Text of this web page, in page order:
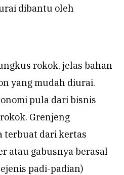
dibantu oleh
rokok, jelas bahan
yang mudah diurai.
pula dari bisnis
Grenjeng
terbuat dari kertas
atau gabusnya berasal
padi-padian)